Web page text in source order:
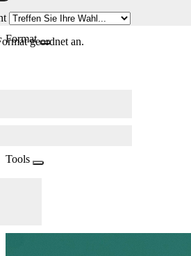
Formatgeordnet an.
Tools